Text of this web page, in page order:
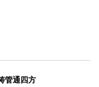
管通四方